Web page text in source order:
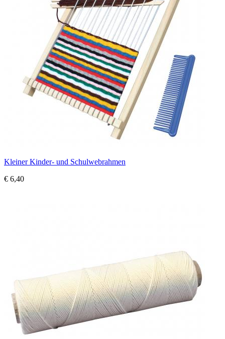
Kleiner Kinder- und Schulwebrahmen
€ 6,40